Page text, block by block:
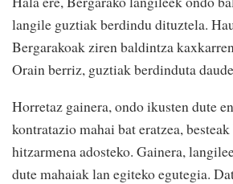
langile guztiak berdindu dituztela.
Bergarakoak ziren baldintza
Orain berriz, guztiak berdinduta
Horretaz gainera, ondo ikusten dute
kontratazio mahai bat eratzea, besteak
hitzarmena adosteko. Gainera,
dute mahaiak lan egiteko egutegia.